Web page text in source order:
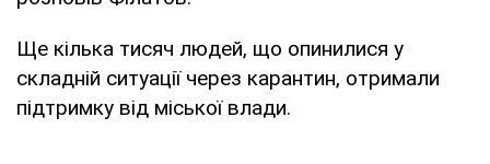
Ще кілька тисяч людей, що опинилися у
складній ситуації через карантин, отримали
підтримку від міської влади.